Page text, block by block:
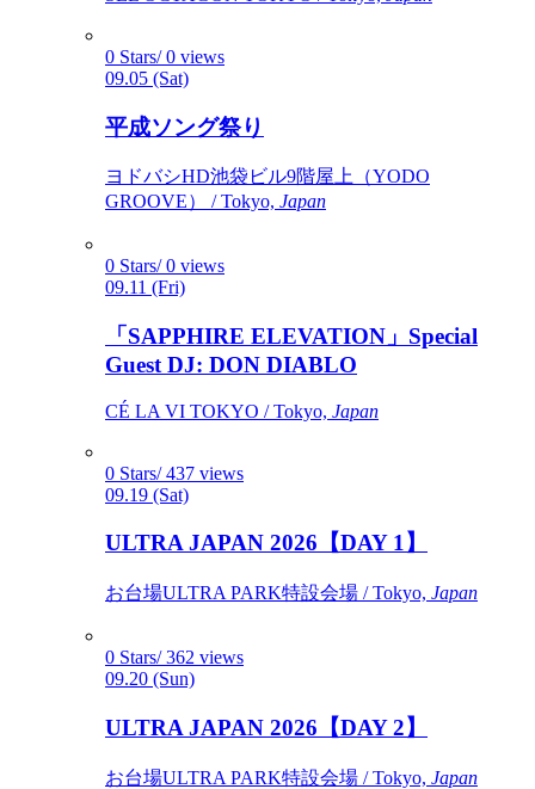
0 Stars/ 0 views
09.05 (Sat)
平成ソング祭り
ヨドバシHD池袋ビル9階屋上（YODO
GROOVE） / Tokyo, Japan
0 Stars/ 0 views
09.11 (Fri)
「SAPPHIRE ELEVATION」Special
Guest DJ: DON DIABLO
CÉ LA VI TOKYO / Tokyo, Japan
0 Stars/ 437 views
09.19 (Sat)
ULTRA JAPAN 2026【DAY 1】
お台場ULTRA PARK特設会場 / Tokyo, Japan
0 Stars/ 362 views
09.20 (Sun)
ULTRA JAPAN 2026【DAY 2】
お台場ULTRA PARK特設会場 / Tokyo, Japan